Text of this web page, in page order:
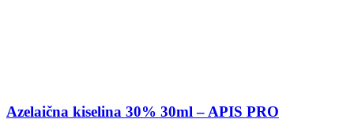
Azelaična kiselina 30% 30ml – APIS PRO